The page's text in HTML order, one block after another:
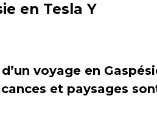
en Tesla Y
voyage en
et paysages